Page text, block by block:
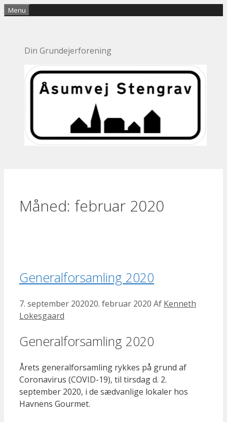
Hop
Menu
Din Grundejerforening
Måned: februar 2020
Generalforsamling 2020
7. september 202020. februar 2020 Af Kenneth
Lokesgaard
Generalforsamling 2020
Årets generalforsamling rykkes på grund af
Coronavirus (COVID-19), til tirsdag d. 2.
september 2020, i de sædvanlige lokaler hos
Havnens Gourmet.